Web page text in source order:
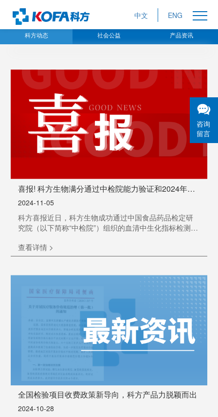
中文 ENG
科方动态 社会公益 产品资讯
喜报! 科方生物满分通过中检院能力验证和2024年上
2024-11-05
科方喜报近日，科方生物成功通过中国食品药品检定研
究院（以下简称“中检院”）组织的血清中生化指标检测能
临检指标检测能力验证活动，参与了“NIFDC-PT-509血清
中生化指标检测能力验证计划”的全部项目，包括：
CRE、GLU、TC、TG、TP、ALB、Cl-、K+、Na+共17
项，均以满分优异成绩通...
查看详情 >
全国检验项目收费政策新导向，科方产品力脱颖而出
2024-10-28
咨询
留言